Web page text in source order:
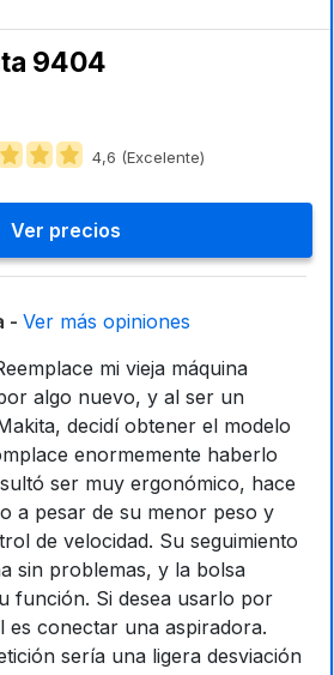
9404
4,6 (Excelente)
Ver precios
- Ver más opiniones
mi vieja máquina
algo nuevo, y al ser un
decidí obtener el modelo
enormemente haberlo
ser muy ergonómico, hace
a pesar de su menor peso y
de velocidad. Su seguimiento
sin problemas, y la bolsa
función. Si desea usarlo por
es conectar una aspiradora.
sería una ligera desviación